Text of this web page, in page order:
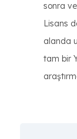
sonra
Lisans
alanda
tam bir